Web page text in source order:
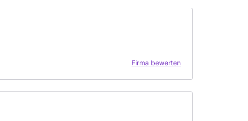
Firma bewerten